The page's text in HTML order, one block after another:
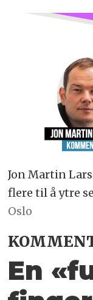
Jon Martin
flere til å ytre
Oslo
En